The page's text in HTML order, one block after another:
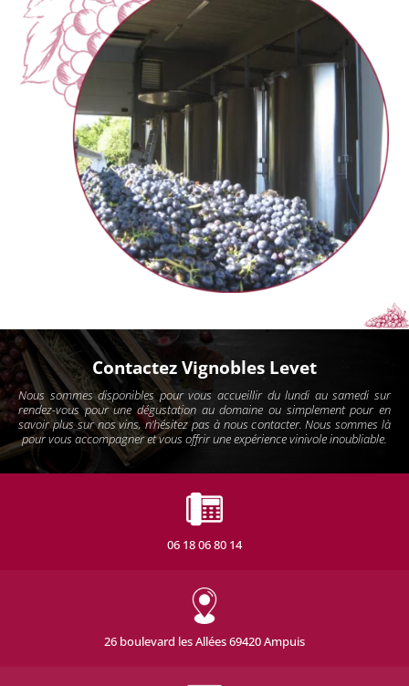
Contactez Vignobles Levet
Nous sommes disponibles pour vous accueillir du lundi au samedi sur
rendez-vous pour une dégustation au domaine ou simplement pour en
savoir plus sur nos vins, n'hésitez pas à nous contacter. Nous sommes là
pour vous accompagner et vous offrir une expérience vinivole inoubliable.
06 18 06 80 14
26 boulevard les Allées 69420 Ampuis